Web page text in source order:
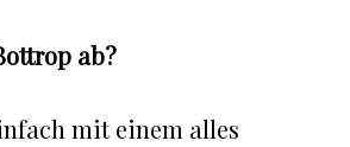
ab?
mit einem alles